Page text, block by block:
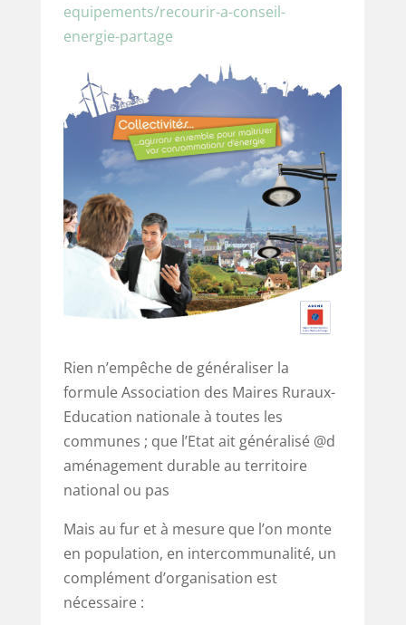
equipements/recourir-a-conseil-
energie-partage
Rien n’empêche de généraliser la
formule Association des Maires Ruraux-
Education nationale à toutes les
communes ; que l’Etat ait généralisé @d
aménagement durable au territoire
national ou pas
Mais au fur et à mesure que l’on monte
en population, en intercommunalité, un
complément d’organisation est
nécessaire :